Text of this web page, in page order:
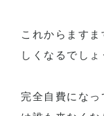
これからます
しくなるでしょ
完全自費にな